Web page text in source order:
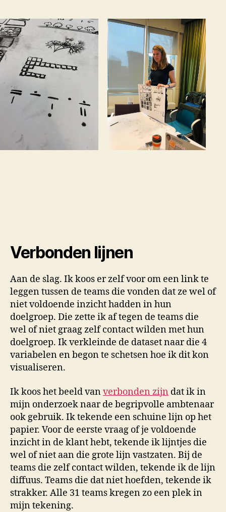
Verbonden lijnen
Aan de slag. Ik koos er zelf voor om een link te
leggen tussen de teams die vonden dat ze wel of
niet voldoende inzicht hadden in hun
doelgroep. Die zette ik af tegen de teams die
wel of niet graag zelf contact wilden met hun
doelgroep. Ik verkleinde de dataset naar die 4
variabelen en begon te schetsen hoe ik dit kon
visualiseren.
Ik koos het beeld vanverbonden zijn dat ik in
mijn onderzoek naar de begripvolle ambtenaar
ook gebruik. Ik tekende een schuine lijn op het
papier. Voor de eerste vraag of je voldoende
inzicht in de klant hebt, tekende ik lijntjes die
wel of niet aan die grote lijn vastzaten. Bij de
teams die zelf contact wilden, tekende ik de lijn
diffuus. Teams die dat niet hoefden, tekende ik
strakker. Alle 31 teams kregen zo een plek in
mijn tekening.